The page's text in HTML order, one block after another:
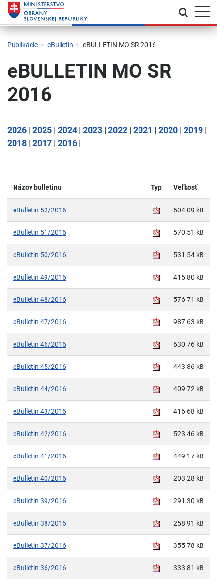
Skočiť na hlavnú navigáciu
Skočiť na obsah
Skočiť na bočný panel
Skočiť na pätičku
Kontakt
Prehlásenie o prístupnosti
Publikácie eBulletin eBULLETIN MO SR 2016
eBULLETIN MO SR
2016
2026 | 2025 | 2024 | 2023 | 2022 | 2021 | 2020 | 2019 |
2018 | 2017 | 2016 |
Názov bulletinu Typ Veľkosť
eBulletin 52/2016 504.09 kB
eBulletin 51/2016 570.51 kB
eBulletin 50/2016 531.54 kB
eBulletin 49/2016 415.80 kB
eBulletin 48/2016 576.71 kB
eBulletin 47/2016 987.63 kB
eBulletin 46/2016 630.76 kB
eBulletin 45/2016 443.86 kB
eBulletin 44/2016 409.72 kB
eBulletin 43/2016 416.68 kB
eBulletin 42/2016 523.46 kB
eBulletin 41/2016 449.17 kB
eBulletin 40/2016 203.28 kB
eBulletin 39/2016 291.30 kB
eBulletin 38/2016 258.91 kB
eBulletin 37/2016 355.78 kB
eBulletin 36/2016 333.81 kB